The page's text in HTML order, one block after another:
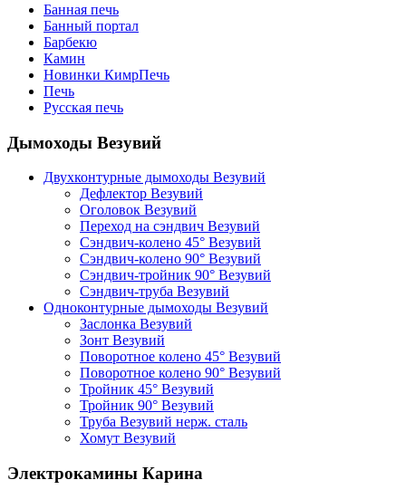
Банная печь
Банный портал
Барбекю
Камин
Новинки КимрПечь
Печь
Русская печь
Дымоходы Везувий
Двухконтурные дымоходы Везувий
Дефлектор Везувий
Оголовок Везувий
Переход на сэндвич Везувий
Сэндвич-колено 45° Везувий
Сэндвич-колено 90° Везувий
Сэндвич-тройник 90° Везувий
Сэндвич-труба Везувий
Одноконтурные дымоходы Везувий
Заслонка Везувий
Зонт Везувий
Поворотное колено 45° Везувий
Поворотное колено 90° Везувий
Тройник 45° Везувий
Тройник 90° Везувий
Труба Везувий нерж. сталь
Хомут Везувий
Электрокамины Карина